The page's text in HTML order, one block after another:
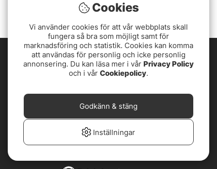
Cookies
Vi använder cookies för att vår webbplats skall
fungera så bra som möjligt samt för
marknadsföring och statistik. Cookies kan komma
att användas för personlig och icke personlig
annonsering. Du kan läsa mer i vår Privacy Policy
och i vår Cookiepolicy.
Inställningar
Godkänn & stäng